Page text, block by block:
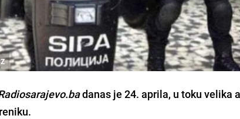
danas je 24. aprila, u toku velika